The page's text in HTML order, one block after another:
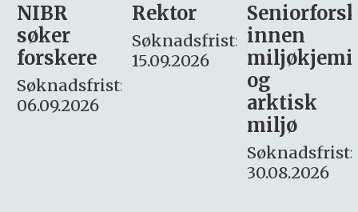
Rektor
Søknadsfrist:
15.09.2026
Seniorforsker
innen
miljøkjemi
søker
– fast
Søknadsfrist:
16. august.